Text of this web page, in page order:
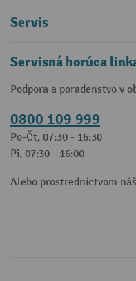
Servis
Servisná horúca
Podpora a poradenstvo v
0800 109 999
Po-Čt, 07:30 - 16:30
Pi, 07:30 - 16:00
Alebo prostredníctvom